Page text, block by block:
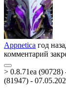
Appnetica год
комментарий
> 0.8.71ea (90728)
(81947) -